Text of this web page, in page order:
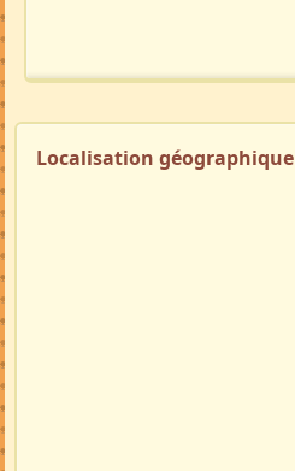
Localisation géographique